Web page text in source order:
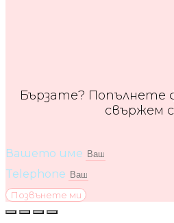
Бързате? Попълнете
свържем
Вашето име
Telephone
Позвънете ми